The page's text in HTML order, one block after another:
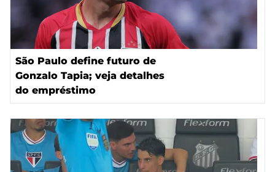
São Paulo define futuro de
Gonzalo Tapia; veja detalhes
do empréstimo